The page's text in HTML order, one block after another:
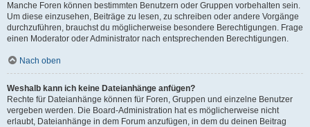
Manche Foren können bestimmten Benutzern oder Gruppen vorbehalten sein.
Um diese einzusehen, Beiträge zu lesen, zu schreiben oder andere Vorgänge
durchzuführen, brauchst du möglicherweise besondere Berechtigungen. Frage
einen Moderator oder Administrator nach entsprechenden Berechtigungen.
Nach oben
Weshalb kann ich keine Dateianhänge anfügen?
Rechte für Dateianhänge können für Foren, Gruppen und einzelne Benutzer
vergeben werden. Die Board-Administration hat es möglicherweise nicht
erlaubt, Dateianhänge in dem Forum anzufügen, in dem du deinen Beitrag